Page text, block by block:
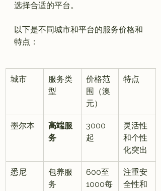
选择合适的平台。
以下是不同城市和平台的服务价格和
城市
服务类
型
价格范
围（澳
元）
特点
墨尔本
高端服
务
3000
起
灵活性
和个性
化突出
悉尼
包养服
务
600至
1000每
注重安
全性和